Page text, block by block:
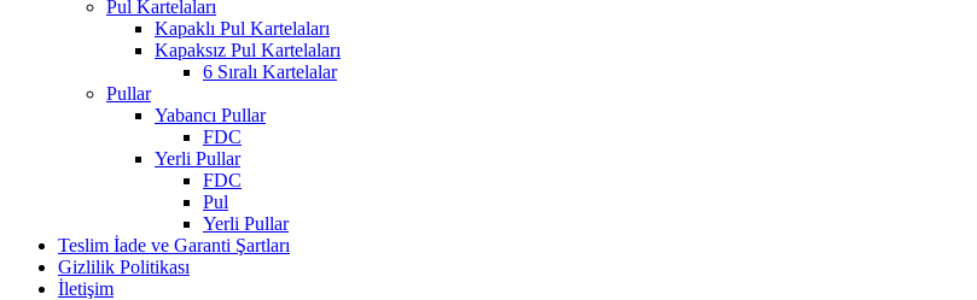
Pul Kartelaları
Kapaklı Pul Kartelaları
Kapaksız Pul Kartelaları
6 Sıralı Kartelalar
Pullar
Yabancı Pullar
FDC
Yerli Pullar
FDC
Pul
Yerli Pullar
Teslim İade ve Garanti Şartları
Gizlilik Politikası
İletişim